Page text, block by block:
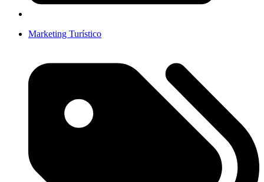
Marketing Turístico